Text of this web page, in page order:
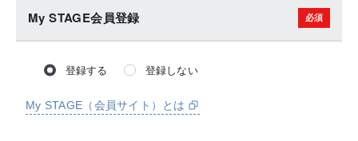
My STAGE会員登録
登録する 登録しない
My STAGE（会員サイト）とは